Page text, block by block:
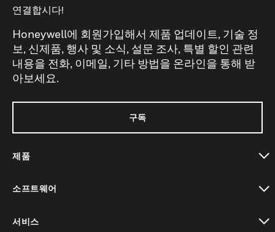
연결합시다!
Honeywell에 회원가입해서 제품 업데이트, 기술 정
보, 신제품, 행사 및 소식, 설문 조사, 특별 할인 관련
내용을 전화, 이메일, 기타 방법을 온라인을 통해 받
아보세요.
구독
제품
소프트웨어
서비스